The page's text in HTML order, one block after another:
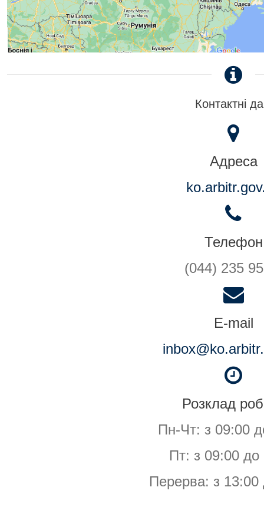
Контактні
Адреса
Телефон
(044) 235
E-mail
Розклад
Пн-Чт: з 09:00
Пт: з 09:00 до
Перерва: з 13:00